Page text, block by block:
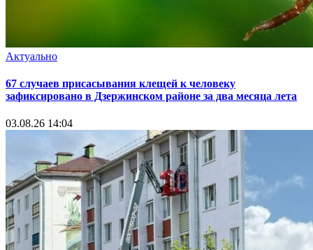
Актуально
67 случаев присасывания клещей к человеку
зафиксировано в Дзержинском районе за два месяца лета
03.08.26 14:04